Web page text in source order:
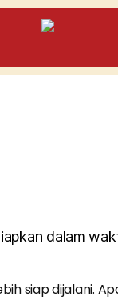
dalam
siap dijalani.